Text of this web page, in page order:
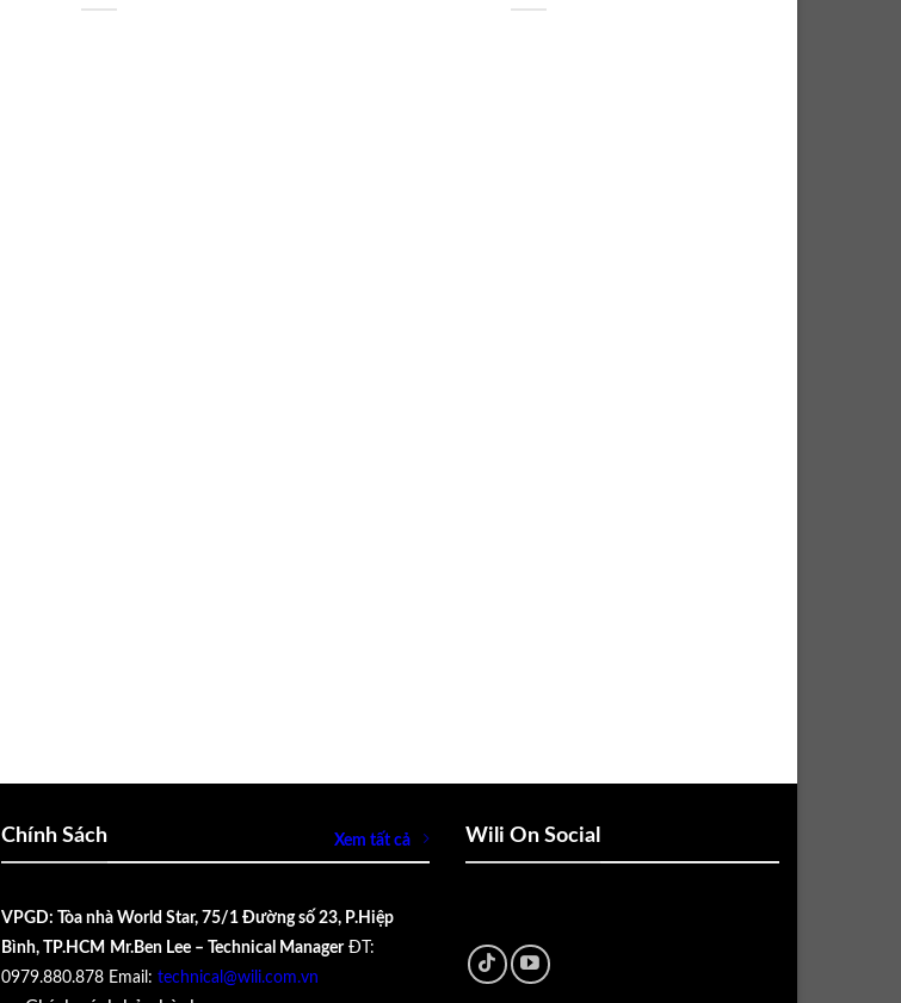
Chính Sách Xem tất cả
VPGD: Tòa nhà World Star, 75/1 Đường số 23, P.Hiệp
Bình, TP.HCM Mr.Ben Lee – Technical Manager ĐT:
0979.880.878 Email: technical@wili.com.vn
Wili On Social